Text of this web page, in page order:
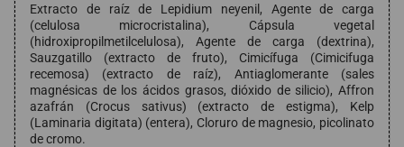
Extracto de raíz de Lepidium neyenil, Agente de carga
(celulosa microcristalina), Cápsula vegetal
(hidroxipropilmetilcelulosa), Agente de carga (dextrina),
Sauzgatillo (extracto de fruto), Cimicífuga (Cimicifuga
recemosa) (extracto de raíz), Antiaglomerante (sales
magnésicas de los ácidos grasos, dióxido de silicio), Affron
azafrán (Crocus sativus) (extracto de estigma), Kelp
(Laminaria digitata) (entera), Cloruro de magnesio, picolinato
de cromo.